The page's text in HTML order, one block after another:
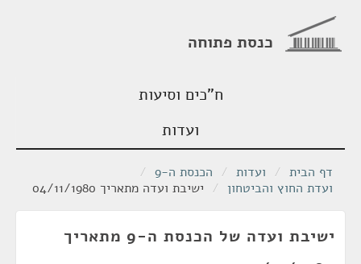
כנסת פתוחה
ח"כים וסיעות
ועדות
דף הבית / ועדות / הכנסת ה-9
/
ועדת החוץ והביטחון / ישיבת ועדה מתאריך 04/11/1980
ישיבת ועדה של הכנסת ה-9 מתאריך